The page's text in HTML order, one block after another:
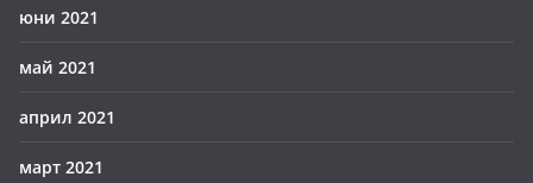
юни 2021
май 2021
април 2021
март 2021